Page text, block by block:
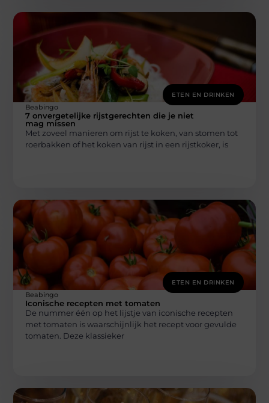
ETEN EN DRINKEN
Beabingo
7 onvergetelijke rijstgerechten die je niet
mag missen
Met zoveel manieren om rijst te koken, van stomen tot
roerbakken of het koken van rijst in een rijstkoker, is
ETEN EN DRINKEN
Beabingo
Iconische recepten met tomaten
De nummer één op het lijstje van iconische recepten
met tomaten is waarschijnlijk het recept voor gevulde
tomaten. Deze klassieker